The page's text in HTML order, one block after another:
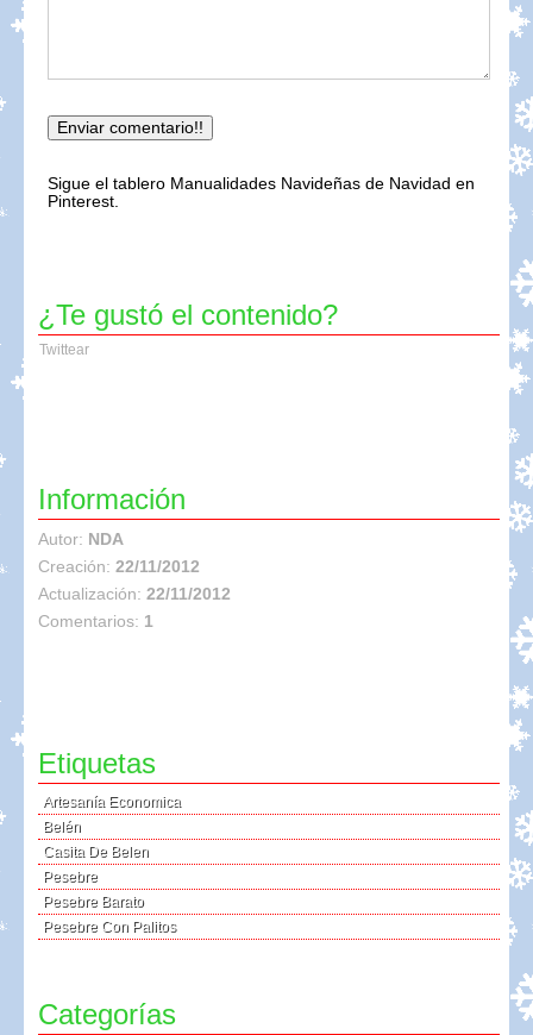
Sigue el tablero Manualidades Navideñas de Navidad en
Pinterest.
¿Te gustó el contenido?
Twittear
Información
Autor: NDA
Creación: 22/11/2012
Actualización: 22/11/2012
Comentarios: 1
Etiquetas
Artesanía Economica
Belén
Casita De Belen
Pesebre
Pesebre Barato
Pesebre Con Palitos
Categorías